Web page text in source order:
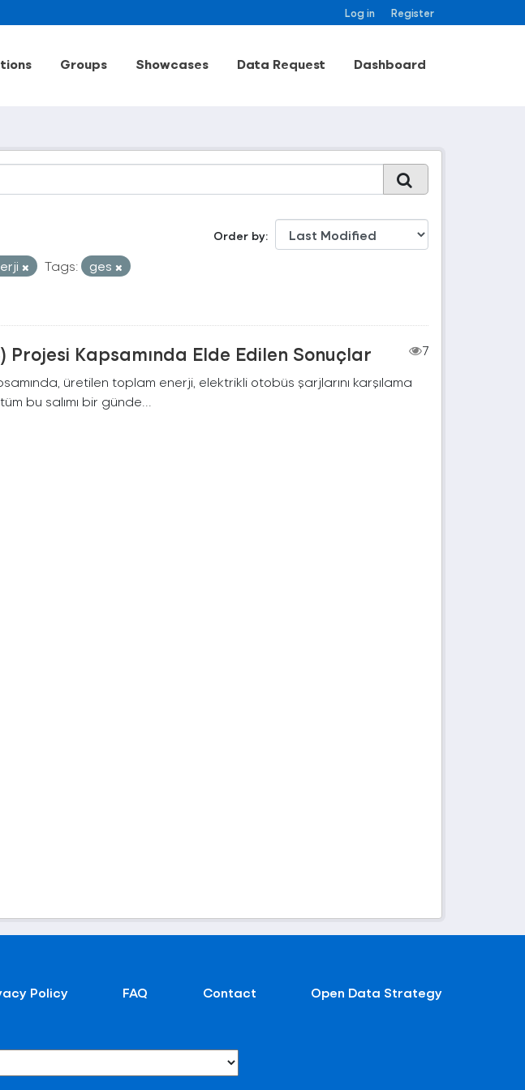
Log in Register
Groups Showcases Data Request Dashboard
Order by
Tags:
ges
Projesi Kapsamında Elde Edilen Sonuçlar
7
üretilen toplam enerji, elektrikli otobüs şarjlarını karşılama
bu salımı bir günde...
Policy FAQ Contact Open Data Strategy